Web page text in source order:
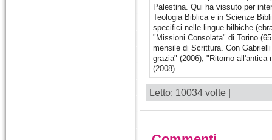
Palestina. Qui ha vissuto per
Teologia Biblica e in Scienze
specifici nelle lingue bilbiche
"Missioni Consolata" di Torino
mensile di Scrittura. Con
grazia" (2006), "Ritorno
(2008).
Letto: 10034 volte |